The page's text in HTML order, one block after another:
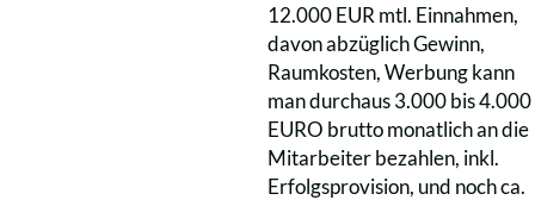
12.000 EUR mtl. Einnahmen,
davon abzüglich Gewinn,
Raumkosten, Werbung kann
man durchaus 3.000 bis 4.000
EURO brutto monatlich an die
Mitarbeiter bezahlen, inkl.
Erfolgsprovision, und noch ca.